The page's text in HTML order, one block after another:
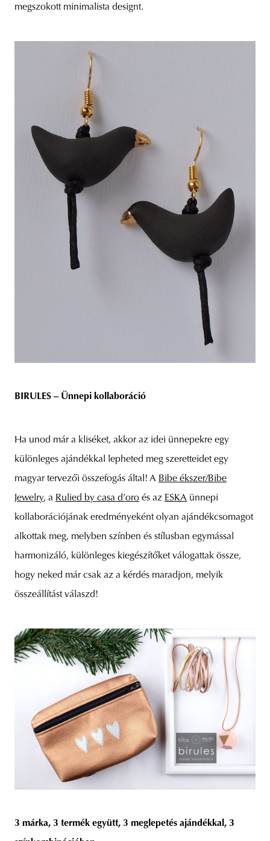
megszokott minimalista designt.
BIRULES – Ünnepi kollaboráció
Ha unod már a kliséket, akkor az idei ünnepekre egy
különleges ajándékkal lepheted meg szeretteidet egy
magyar tervezői összefogás által! A Bibe ékszer/Bibe
Jewelry, a Rulied by casa d’oro és az ESKA ünnepi
kollaborációjának eredményeként olyan ajándékcsomagot
alkottak meg, melyben színben és stílusban egymással
harmonizáló, különleges kiegészítőket válogattak össze,
hogy neked már csak az a kérdés maradjon, melyik
összeállítást válaszd!
3 márka, 3 termék együtt, 3 meglepetés ajándékkal, 3